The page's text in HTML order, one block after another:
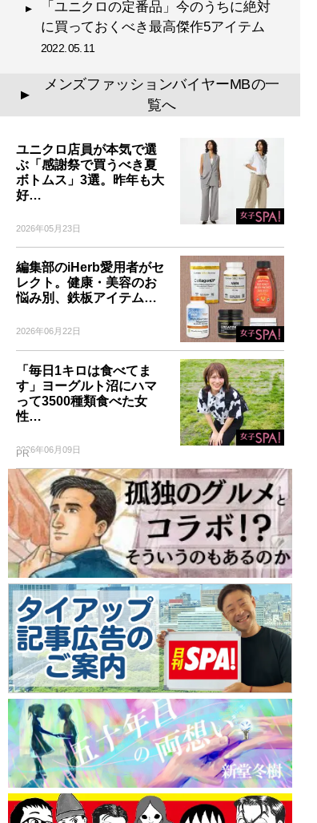
『 最速でおしゃれに見せる
方法 【電子限定特典付き】
』
誰も言葉にできなかった
「男のおしゃれ」の決定
版。電子版特典として、MB
のコーディネート・80スタ
イルを追加収録！
「ユニクロの定番品」今のうちに絶対
に買っておくべき最高傑作5アイテム
2022.05.11
▲
メンズファッションバイヤーMBの一
覧へ
ユニクロ店員が本気で選
ぶ「感謝祭で買うべき夏
ボトムス」3選。昨年も大
好…
2026年05月23日
編集部のiHerb愛用者がセ
レクト。健康・美容のお
悩み別、鉄板アイテム…
2026年06月22日
「毎日1キロは食べてま
す」ヨーグルト沼にハマ
って3500種類食べた女
性…
2026年06月09日
PR